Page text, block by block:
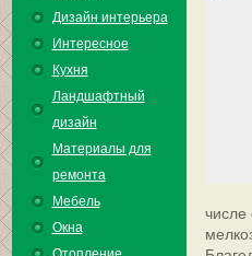
Дизайн интерьера
Интересное
Кухня
Ландшафтный
дизайн
Материалы для
ремонта
Мебель
Окна
числе